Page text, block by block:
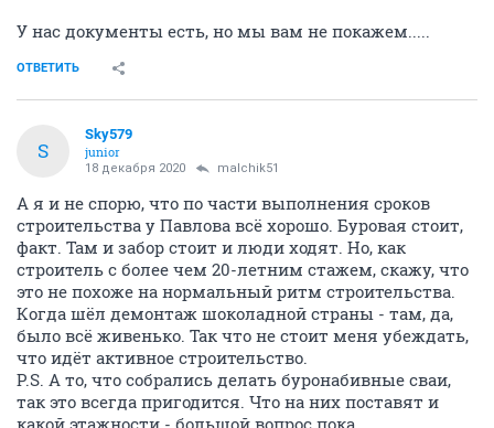
У нас документы есть, но мы вам не покажем.....
ОТВЕТИТЬ
S
Sky579
junior
18 декабря 2020 malchik51
А я и не спорю, что по части выполнения сроков
строительства у Павлова всё хорошо. Буровая стоит,
факт. Там и забор стоит и люди ходят. Но, как
строитель с более чем 20-летним стажем, скажу, что
это не похоже на нормальный ритм строительства.
Когда шёл демонтаж шоколадной страны - там, да,
было всё живенько. Так что не стоит меня убеждать,
что идёт активное строительство.
P.S. А то, что собрались делать буронабивные сваи,
так это всегда пригодится. Что на них поставят и
какой этажности - большой вопрос пока.